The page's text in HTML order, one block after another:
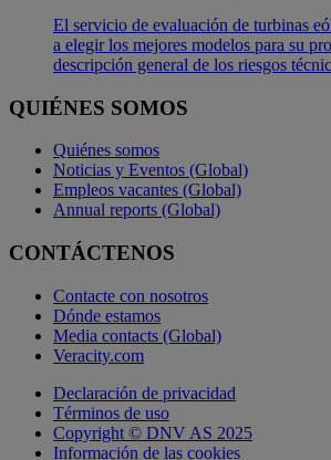
El servicio de evaluación de turbinas
a elegir los mejores modelos para su
descripción general de los riesgos
QUIÉNES SOMOS
Quiénes somos
Noticias y Eventos (Global)
Empleos vacantes (Global)
Annual reports (Global)
CONTÁCTENOS
Contacte con nosotros
Dónde estamos
Media contacts (Global)
Veracity.com
Declaración de privacidad
Términos de uso
Copyright © DNV AS 2025
Información de las cookies